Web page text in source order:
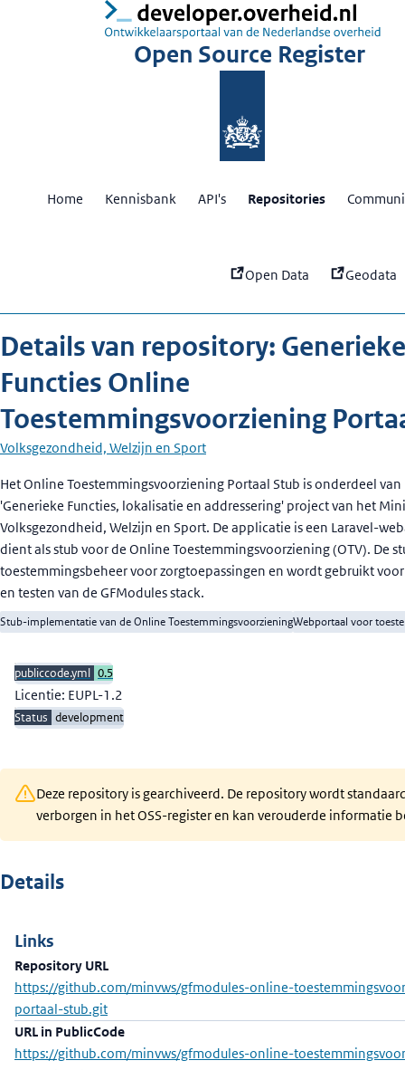
Open Source Register:
Home Kennisbank API's Repositories
Open Data Geodata
Details van repository: Generieke
Functies Online
Toestemmingsvoorziening
Volksgezondheid, Welzijn en Sport
Beschrijving
Het Online Toestemmingsvoorziening Portaal Stub is onderdeel van
'Generieke Functies, lokalisatie en addressering' project van het
Volksgezondheid, Welzijn en Sport. De applicatie is een Laravel-
dient als stub voor de Online Toestemmingsvoorziening (OTV). De
toestemmingsbeheer voor zorgtoepassingen en wordt gebruikt
en testen van de GFModules stack.
Stub-implementatie van de Online ToestemmingsvoorzieningWebportaal voor
publiccode.yml 0.5
Licentie: EUPL-1.2
Status development
Deze repository is gearchiveerd. De repository wordt
verborgen in het OSS-register en kan verouderde informatie
Details
Links
Repository URL
https://github.com/minvws/gfmodules-online-
portaal-stub.git
URL in PublicCode
https://github.com/minvws/gfmodules-online-